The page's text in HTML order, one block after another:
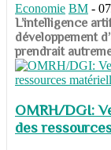
Economie BM -
​​​​​​​L’intelligence
développement
prendrait
OMRH/DGI:
des